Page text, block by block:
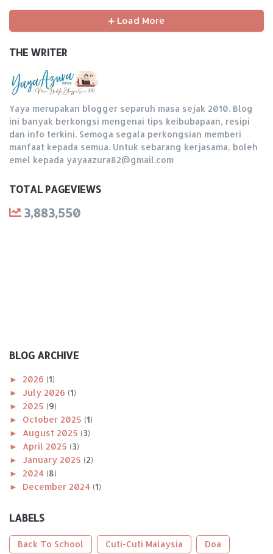
Load More
THE WRITER
Yaya merupakan blogger separuh masa sejak 2010. Blog
ini banyak berkongsi mengenai tips keibubapaan, resipi
dan info terkini. Semoga segala perkongsian memberi
manfaat kepada semua. Untuk sebarang kerjasama, boleh
emel kepada yayaazura82@gmail.com
TOTAL PAGEVIEWS
3,883,550
BLOG ARCHIVE
► 2026 (1)
► July 2026 (1)
► 2025 (9)
► October 2025 (1)
► August 2025 (3)
► April 2025 (3)
► January 2025 (2)
► 2024 (8)
► December 2024 (1)
► October 2024
► April 2024 (1)
LABELS
Back To School Cuti-Cuti Malaysia Doa